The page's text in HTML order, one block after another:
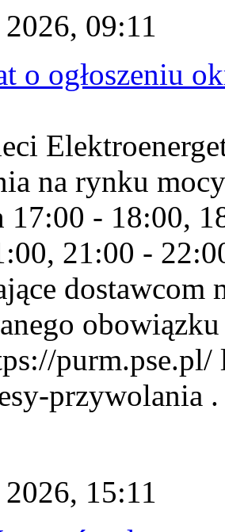
09:11
o ogłoszeniu
na rynku
17:00 - 18:00,
21:00 -
dostawcom
przywolania
15:11